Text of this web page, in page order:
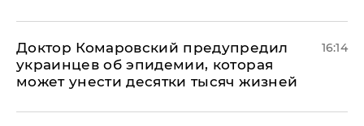
Доктор Комаровский предупредил
украинцев об эпидемии, которая
может унести десятки тысяч жизней
16:14